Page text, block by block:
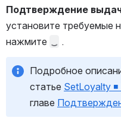
Подтверждение
установите требуемые
нажмите
.
Подробное
статье SetLoyalty
главе